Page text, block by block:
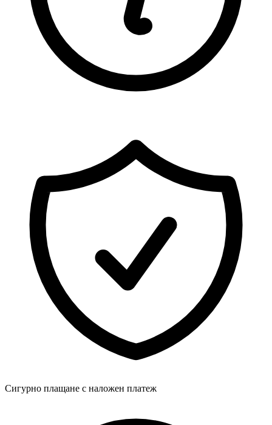
Сигурно плащане с наложен платеж